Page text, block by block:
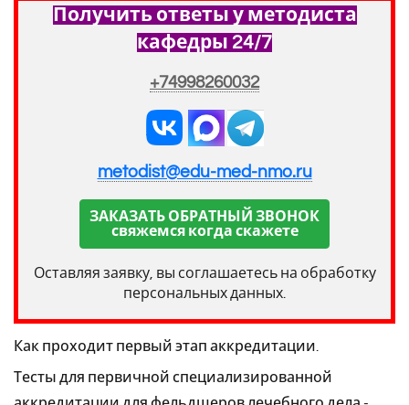
Получить ответы у методиста
кафедры 24/7
+74998260032
metodist@edu-med-nmo.ru
ЗАКАЗАТЬ ОБРАТНЫЙ ЗВОНОК
свяжемся когда скажете
Оставляя заявку, вы соглашаетесь на обработку
персональных данных.
Как проходит первый этап аккредитации.
Тесты для первичной специализированной